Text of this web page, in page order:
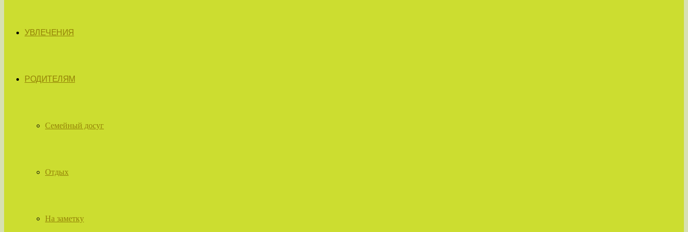
УВЛЕЧЕНИЯ
РОДИТЕЛЯМ
Семейный досуг
Отдых
На заметку